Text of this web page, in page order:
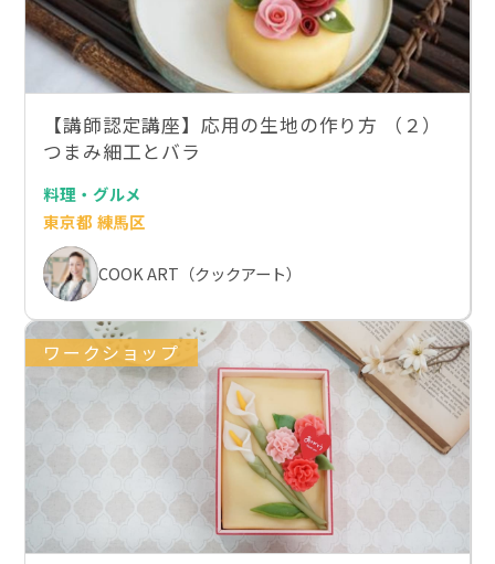
【講師認定講座】応用の生地の作り方 （２）
つまみ細工とバラ
料理・グルメ
東京都 練馬区
COOK ART（クックアート）
ワークショップ